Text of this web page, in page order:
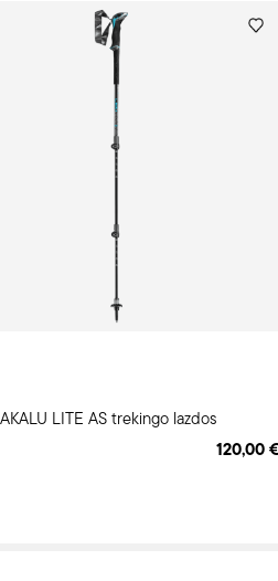
LITE AS trekingo lazdos
120,00